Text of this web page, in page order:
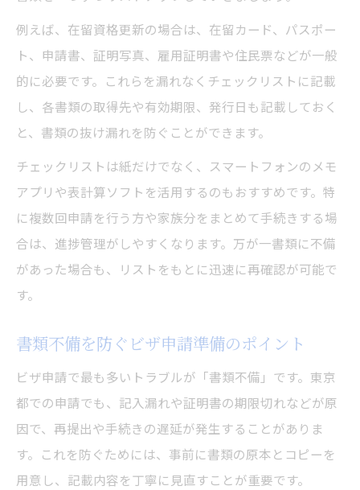
例えば、在留資格更新の場合は、在留カード、パスポー
ト、申請書、証明写真、雇用証明書や住民票などが一般
的に必要です。これらを漏れなくチェックリストに記載
し、各書類の取得先や有効期限、発行日も記載しておく
と、書類の抜け漏れを防ぐことができます。
チェックリストは紙だけでなく、スマートフォンのメモ
アプリや表計算ソフトを活用するのもおすすめです。特
に複数回申請を行う方や家族分をまとめて手続きする場
合は、進捗管理がしやすくなります。万が一書類に不備
があった場合も、リストをもとに迅速に再確認が可能で
す。
書類不備を防ぐビザ申請準備のポイント
ビザ申請で最も多いトラブルが「書類不備」です。東京
都での申請でも、記入漏れや証明書の期限切れなどが原
因で、再提出や手続きの遅延が発生することがありま
す。これを防ぐためには、事前に書類の原本とコピーを
用意し、記載内容を丁寧に見直すことが重要です。